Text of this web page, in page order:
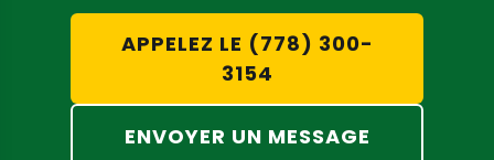
APPELEZ LE (778) 300-
3154
ENVOYER UN MESSAGE